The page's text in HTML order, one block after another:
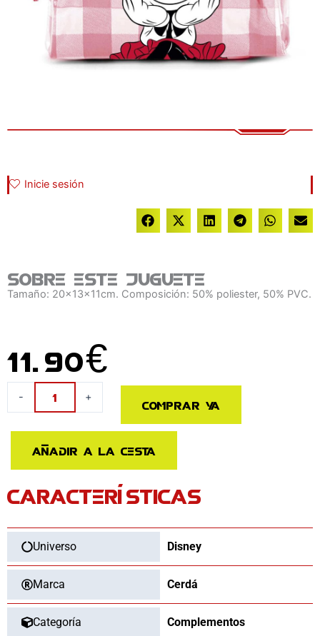
Inicie sesión
Sobre este juguete
Tamaño: 20x13x11cm. Composición: 50% poliester, 50% PVC.
11.90€
-
Disney
+ Comprar ya
Añadir a la cesta
CARACTERÍSTICAS
Universo Disney
Marca Cerdá
Categoría Complementos